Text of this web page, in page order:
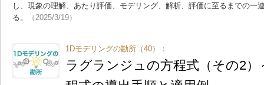
し、現象の理解、あたり評価、モデリング、解析、評価に至るまでの一
る。
（2025/3/19）
1Dモデリングの勘所（40）：
ラグランジュの方程式（その2